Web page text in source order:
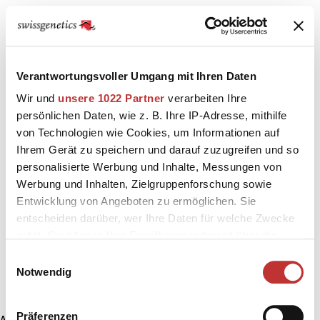
Verantwortungsvoller Umgang mit Ihren Daten
Wir und unsere 1022 Partner verarbeiten Ihre
persönlichen Daten, wie z. B. Ihre IP-Adresse, mithilfe
von Technologien wie Cookies, um Informationen auf
Ihrem Gerät zu speichern und darauf zuzugreifen und so
personalisierte Werbung und Inhalte, Messungen von
Werbung und Inhalten, Zielgruppenforschung sowie
Entwicklung von Angeboten zu ermöglichen. Sie
entscheiden darüber, wer Ihre Daten für welche Zwecke
Trigger Symbol ändern oder widerrufen
Notwendig
Präferenzen